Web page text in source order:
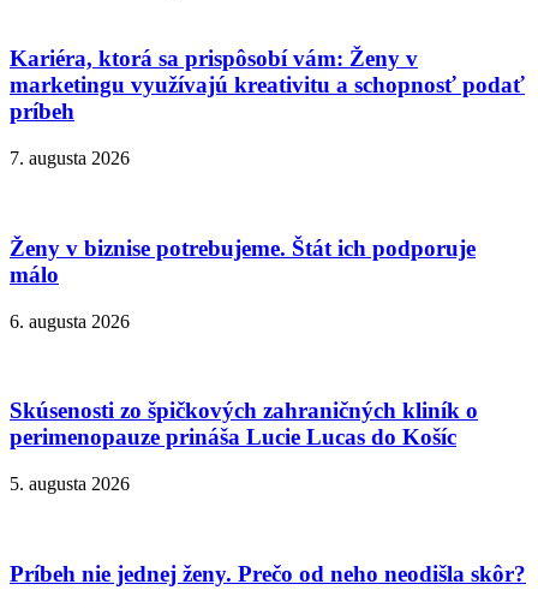
Kariéra, ktorá sa prispôsobí vám: Ženy v
marketingu využívajú kreativitu a schopnosť podať
príbeh
7. augusta 2026
Ženy v biznise potrebujeme. Štát ich podporuje
málo
6. augusta 2026
Skúsenosti zo špičkových zahraničných kliník o
perimenopauze prináša Lucie Lucas do Košíc
5. augusta 2026
Príbeh nie jednej ženy. Prečo od neho neodišla skôr?